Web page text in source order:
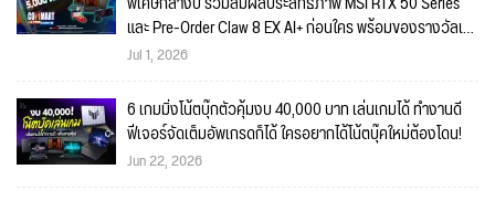
และ Pre-Order Claw 8 EX AI+ ก่อนใคร พร้อมของรางวัลเข้า
ร่วมกิจกรรมในงาน!
Jul 1, 2026
6 เกมมิ่งโน้ตบุ๊กตัวคุ้มงบ 40,000 บาท เล่นเกมได้ ทำงานดี
ฟีเจอร์จัดเต็มอัพเกรดก็ได้ ใครอยากได้โน้ตบุ๊คใหม่ต้องโดน!
Jun 22, 2026